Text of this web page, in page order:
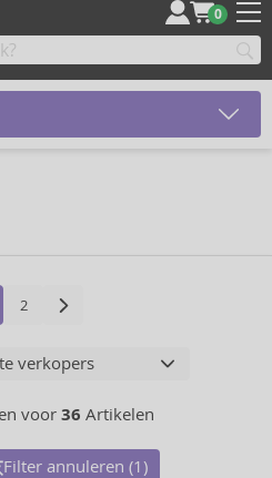
0
2
voor 36 Artikelen
Filter annuleren (1)